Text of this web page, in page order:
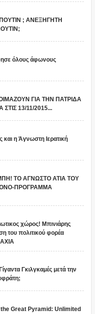
; ΑΝΕΞΗΓΗΤΗ
όλους άφωνους
ΓΙΑ ΤΗΝ ΠΑΤΡΙΔΑ
13/11/2015...
η Άγνωστη Ιερατική
ΤΟ ΑΓΝΩΣΤΟ ΑΤΙΑ ΤΟΥ
ΠΡΟΓΡΑΜΜΑ
χώρος! Μπινιάρης
του πολιτικού φορέα
Γκιλγκαμές μετά την
Great Pyramid: Unlimited